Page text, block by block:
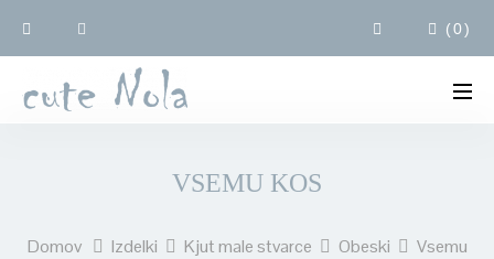
(0)
VSEMU KOS
Domov Izdelki Kjut male stvarce Obeski
Vsemu